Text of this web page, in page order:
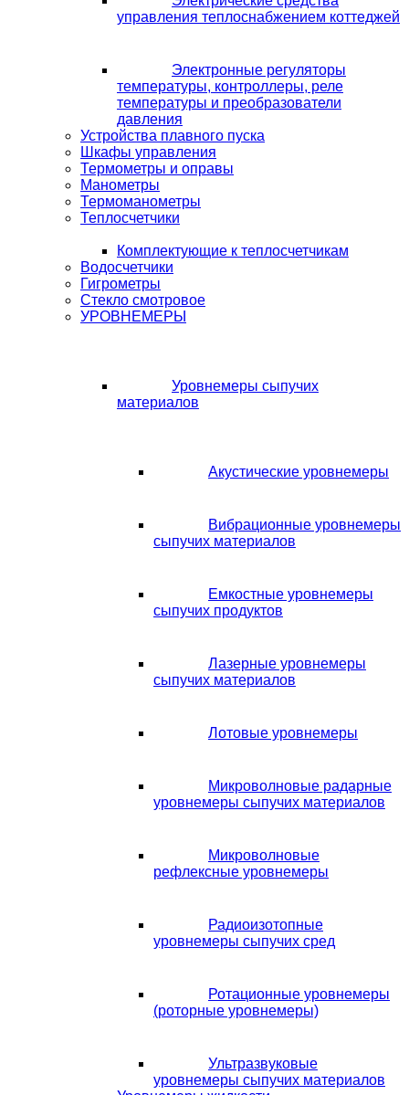
управления теплоснабжением коттеджей
Электронные регуляторы
температуры, контроллеры, реле
температуры и преобразователи
давления
Устройства плавного пуска
Шкафы управления
Термометры и оправы
Манометры
Термоманометры
Теплосчетчики
Комплектующие к теплосчетчикам
Водосчетчики
Гигрометры
Стекло смотровое
УРОВНЕМЕРЫ
Уровнемеры сыпучих
материалов
Акустические уровнемеры
Вибрационные уровнемеры
сыпучих материалов
Емкостные уровнемеры
сыпучих продуктов
Лазерные уровнемеры
сыпучих материалов
Лотовые уровнемеры
Микроволновые радарные
уровнемеры сыпучих материалов
Микроволновые
рефлексные уровнемеры
Радиоизотопные
уровнемеры сыпучих сред
Ротационные уровнемеры
(роторные уровнемеры)
Ультразвуковые
уровнемеры сыпучих материалов